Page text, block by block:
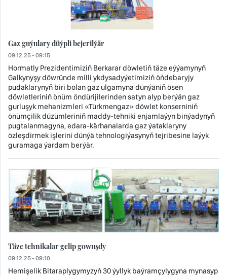
Gaz guýulary düýpli bejerilýär
09.12.25 - 09:15
Hormatly Prezidentimiziň Berkarar döwletiň täze eýýamynyň
Galkynyşy döwründe milli ykdysadyýetimiziň öňdebaryjy
pudaklarynyň biri bolan gaz ulgamyna dünýäniň ösen
döwletleriniň önüm öndürijilerinden satyn alyp berýän gaz
gurluşyk mehanizmleri «Türkmengaz» döwlet konserniniň
önümçilik düzümleriniň maddy-tehniki enjamlaýyn binýadynyň
pugtalanmagyna, edara-kärhanalarda gaz ýataklaryny
özleşdirmek işlerini dünýä tehnologiýasynyň tejribesine laýyk
guramaga ýardam berýär.
Täze tehnikalar gelip gowuşdy
09.12.25 - 09:10
Hemişelik Bitaraplygymyzyň 30 ýyllyk baýramçylygyna mynasyp